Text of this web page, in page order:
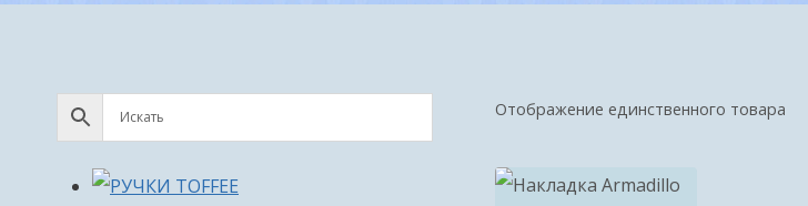
Отображение единственного товара